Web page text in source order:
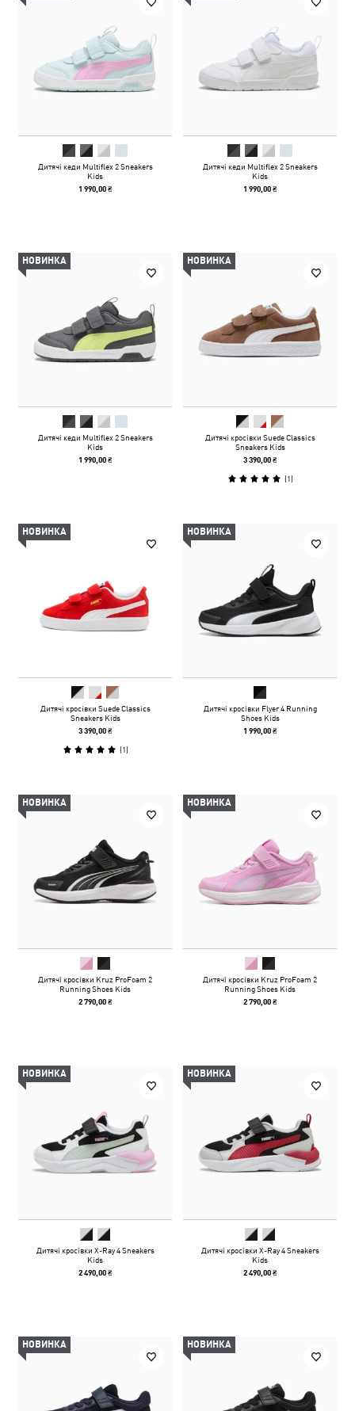
Дитячі кеди Multiflex 2 Sneakers
Kids
1 990,00 ₴
Дитячі кеди Multiflex 2 Sneakers
Kids
1 990,00 ₴
НОВИНКА
Дитячі кеди Multiflex 2 Sneakers
Kids
1 990,00 ₴
НОВИНКА
Дитячі кросівки Suede Classics
Sneakers Kids
3 390,00 ₴
(1)
НОВИНКА
Дитячі кросівки Suede Classics
Sneakers Kids
3 390,00 ₴
(1)
НОВИНКА
Дитячі кросівки Flyer 4 Running
Shoes Kids
1 990,00 ₴
НОВИНКА
Дитячі кросівки Kruz ProFoam 2
Running Shoes Kids
2 790,00 ₴
НОВИНКА
Дитячі кросівки Kruz ProFoam 2
Running Shoes Kids
2 790,00 ₴
НОВИНКА
Дитячі кросівки X-Ray 4 Sneakers
Kids
2 490,00 ₴
НОВИНКА
Дитячі кросівки X-Ray 4 Sneakers
Kids
2 490,00 ₴
НОВИНКА НОВИНКА